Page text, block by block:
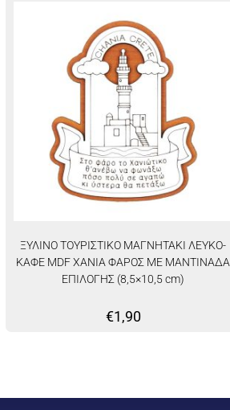
ΞΥΛΙΝΟ ΤΟΥΡΙΣΤΙΚΟ ΜΑΓΝΗΤΑΚΙ ΛΕΥΚΟ-
ΚΑΦΕ MDF ΧΑΝΙΑ ΦΑΡΟΣ ΜΕ ΜΑΝΤΙΝΑΔΑ
ΕΠΙΛΟΓΗΣ (8,5×10,5 cm)
€1,90